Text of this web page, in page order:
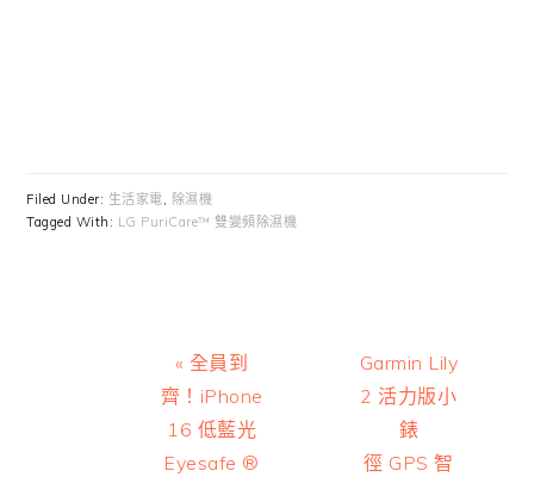
Filed Under: 生活家電, 除濕機
Tagged With: LG PuriCare™ 雙變頻除濕機
Previous
Post:
« 全員到
齊！iPhone
16 低藍光
Eyesafe ®
Next
Post:
Garmin Lily
2 活力版小
錶
徑 GPS 智